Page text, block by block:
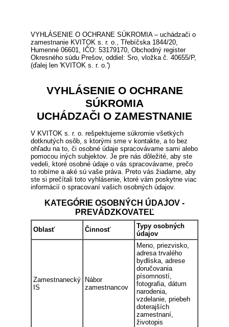
VYHLÁSENIE O OCHRANE SÚKROMIA – uchádzači o
zamestnanie KVITOK s. r. o., Třebíčska 1844/20,
Humenné 06601, IČO: 53179170, Obchodný register
Okresného súdu Prešov, oddiel: Sro, vložka č. 40655/P,
(ďalej len 'KVITOK s. r. o.')
VYHLÁSENIE O OCHRANE
SÚKROMIA
UCHÁDZAČI O ZAMESTNANIE
V KVITOK s. r. o. rešpektujeme súkromie všetkých
dotknutých osôb, s ktorými sme v kontakte, a to bez
ohľadu na to, či osobné údaje spracovávame sami alebo
pomocou iných subjektov. Je pre nás dôležité, aby ste
vedeli, ktoré osobné údaje o vás spracovávame, prečo
to robíme a aké sú vaše práva. Preto vás žiadame, aby
ste si prečítali toto vyhlásenie, ktoré vám poskytne viac
informácií o spracovaní vašich osobných údajov.
KATEGÓRIE OSOBNÝCH ÚDAJOV -
PREVÁDZKOVATEĽ
Oblasť Činnosť
Typy osobných
údajov
Zamestnanecký
IS
Nábor
zamestnancov
Meno, priezvisko,
adresa trvalého
bydliska, adrese
doručovania
písomností,
fotografia, dátum
narodenia,
vzdelanie, priebeh
doterajších
zamestnaní,
životopis